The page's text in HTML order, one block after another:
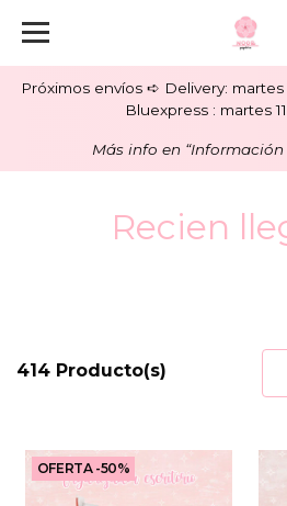
Próximos envíos ➪ Delivery:
Bluexpress : martes
Más info en “Información
Recien
414 Producto(s)
OFERTA -50%